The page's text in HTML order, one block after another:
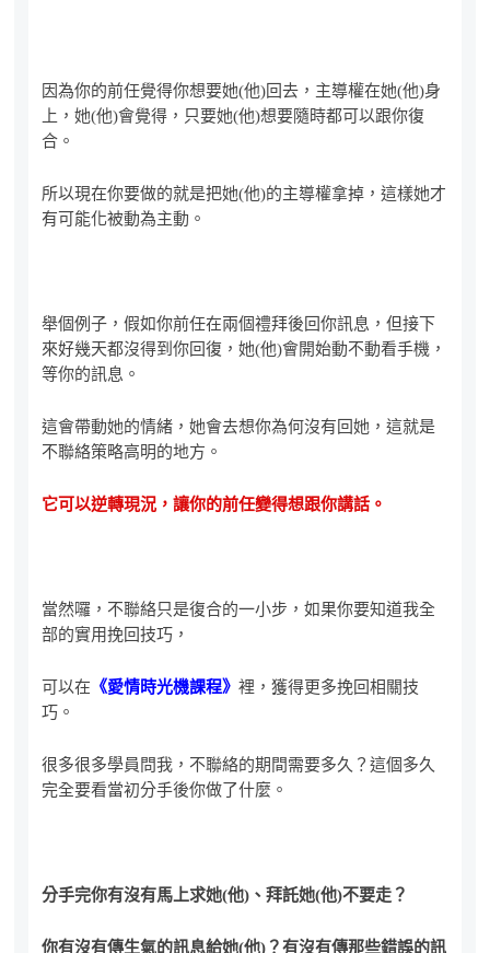
因為你的前任覺得你想要她(他)回去，主導權在她(他)身
上，她(他)會覺得，只要她(他)想要隨時都可以跟你復
合。
所以現在你要做的就是把她(他)的主導權拿掉，這樣她才
有可能化被動為主動。
舉個例子，假如你前任在兩個禮拜後回你訊息，但接下
來好幾天都沒得到你回復，她(他)會開始動不動看手機，
等你的訊息。
這會帶動她的情緒，她會去想你為何沒有回她，這就是
不聯絡策略高明的地方。
它可以逆轉現況，讓你的前任變得想跟你講話。
當然囉，不聯絡只是復合的一小步，如果你要知道我全
部的實用挽回技巧，
可以在 《愛情時光機課程》裡，獲得更多挽回相關技
巧。
很多很多學員問我，不聯絡的期間需要多久？這個多久
完全要看當初分手後你做了什麼。
分手完你有沒有馬上求她(他)、拜託她(他)不要走？
你有沒有傳生氣的訊息給她(他)？有沒有傳那些錯誤的訊